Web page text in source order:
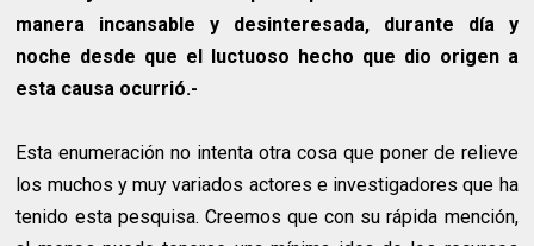
manera incansable y desinteresada, durante día y
noche desde que el luctuoso hecho que dio origen a
esta causa ocurrió.-
Esta enumeración no intenta otra cosa que poner de relieve
los muchos y muy variados actores e investigadores que ha
tenido esta pesquisa. Creemos que con su rápida mención,